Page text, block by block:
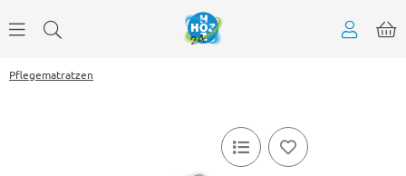
Pflegematratzen